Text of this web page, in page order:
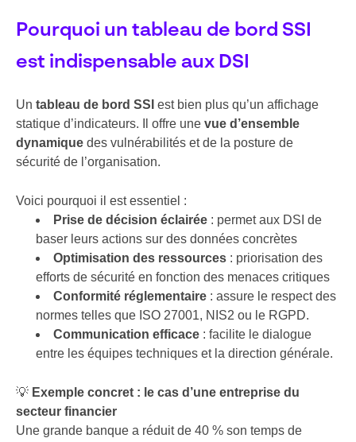
Pourquoi un tableau de bord SSI
est indispensable aux DSI
Un tableau de bord SSI est bien plus qu’un affichage
statique d’indicateurs. Il offre une vue d’ensemble
dynamique des vulnérabilités et de la posture de
sécurité de l’organisation.
Voici pourquoi il est essentiel :
Prise de décision éclairée : permet aux DSI de
baser leurs actions sur des données concrètes
Optimisation des ressources : priorisation des
efforts de sécurité en fonction des menaces critiques
Conformité réglementaire : assure le respect des
normes telles que ISO 27001, NIS2 ou le RGPD.
Communication efficace : facilite le dialogue
entre les équipes techniques et la direction générale.
💡 Exemple concret : le cas d’une entreprise du
secteur financier
Une grande banque a réduit de 40 % son temps de